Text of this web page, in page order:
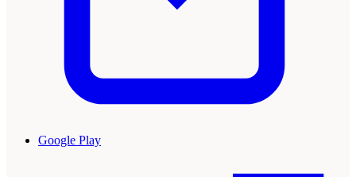
Google Play